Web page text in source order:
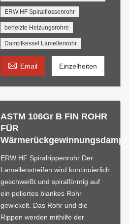
ERW HF Spiralflossenrohr
beheizte Heizungsrohre
Dampfkessel Lamellenrohr
 Email Einzelheiten
ASTM 106Gr B FIN ROHR
FÜR
ERW HF Spiralrippenrohr Der
Lamellenstreifen wird kontinuierlich
geschweißt und spiralförmig auf
ein poliertes blankes Rohr
gewickelt. Das Rohr und die
Rippen werden mithilfe der